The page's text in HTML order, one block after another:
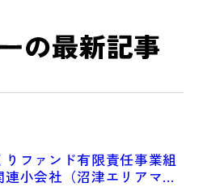
りファンド有限責任事業組
小会社（沼津エリアマネ